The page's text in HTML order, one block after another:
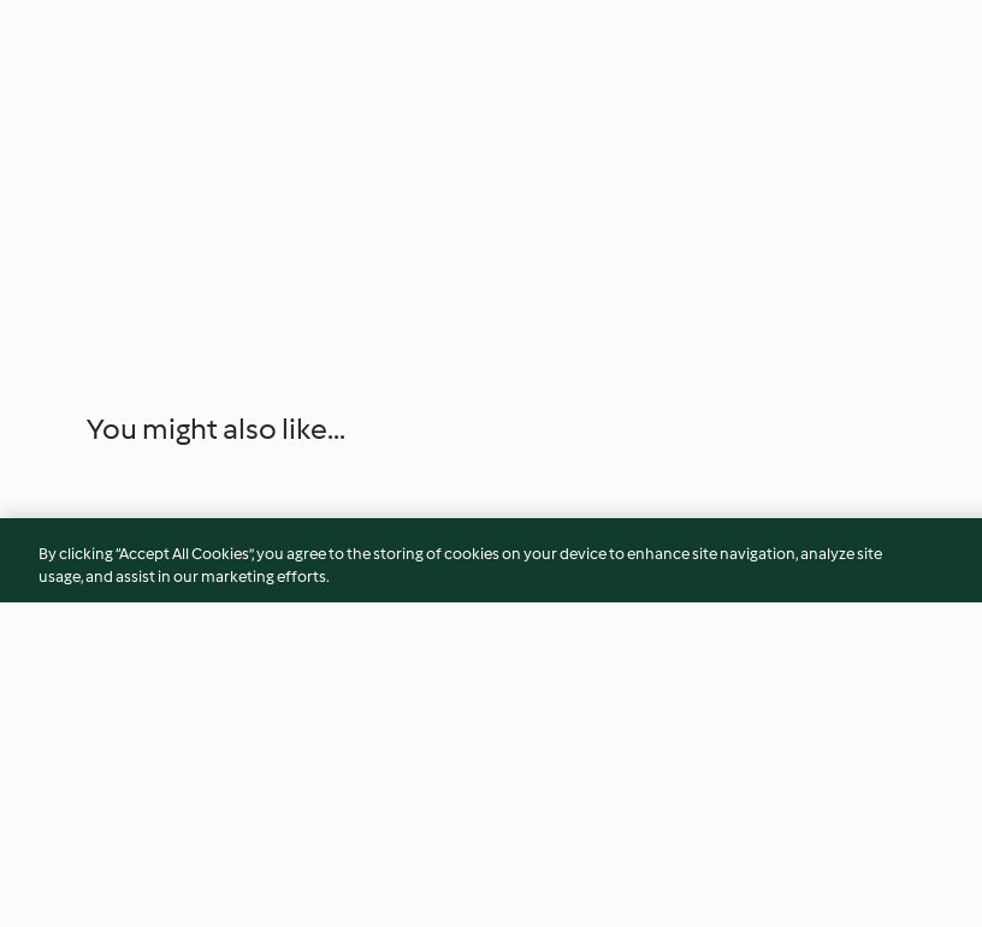
You might also like...
By clicking “Accept All Cookies”, you agree to the storing of cookies on your device to enhance site navigation, analyze site
usage, and assist in our marketing efforts.